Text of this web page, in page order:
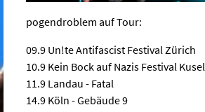
pogendroblem auf Tour:
09.9 Un!te Antifascist Festival Zürich
10.9 Kein Bock auf Nazis Festival Kusel
11.9 Landau - Fatal
14.9 Köln - Gebäude 9